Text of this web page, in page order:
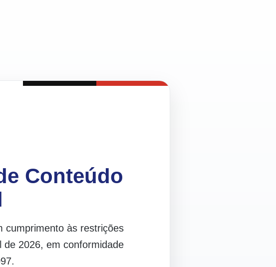
Conteúdo
cumprimento às restrições
2026, em conformidade